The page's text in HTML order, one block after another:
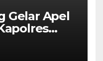
Gelar Apel
dan
Musim